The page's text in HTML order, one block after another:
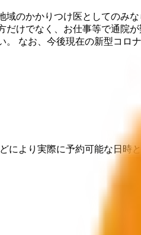
のかかりつけ医としてのみ
けでなく、お仕事等で通院
なお、今後現在の新型コロ
より実際に予約可能な日時